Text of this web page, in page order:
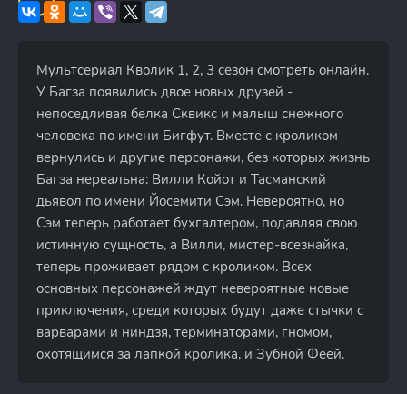
Мультсериал Кволик 1, 2, 3 сезон смотреть онлайн.
У Багза появились двое новых друзей -
непоседливая белка Сквикс и малыш снежного
человека по имени Бигфут. Вместе с кроликом
вернулись и другие персонажи, без которых жизнь
Багза нереальна: Вилли Койот и Тасманский
дьявол по имени Йосемити Сэм. Невероятно, но
Сэм теперь работает бухгалтером, подавляя свою
истинную сущность, а Вилли, мистер-всезнайка,
теперь проживает рядом с кроликом. Всех
основных персонажей ждут невероятные новые
приключения, среди которых будут даже стычки с
варварами и ниндзя, терминаторами, гномом,
охотящимся за лапкой кролика, и Зубной Феей.